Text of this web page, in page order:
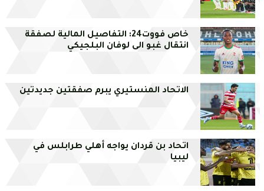
خاص فووت24: التفاصيل المالية لصفقة
انتقال غبو الى لوفان البلجيكي
الاتحاد المنستيري يبرم صفقتين جديدتين
اتحاد بن قردان يواجه أهلي طرابلس في
ليبيا